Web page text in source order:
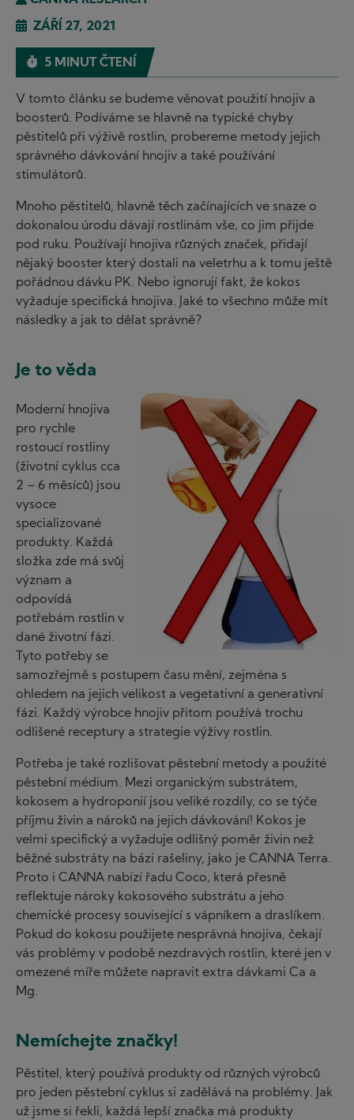
ZÁŘÍ 27, 2021
5 MINUT ČTENÍ
V tomto článku se budeme věnovat použití hnojiv a
boosterů. Podíváme se hlavně na typické chyby
pěstitelů při výživě rostlin, probereme metody jejich
správného dávkování hnojiv a také používání
stimulátorů.
Mnoho pěstitelů, hlavně těch začínajících ve snaze o
dokonalou úrodu dávají rostlinám vše, co jim přijde
pod ruku. Používají hnojiva různých značek, přidají
nějaký booster který dostali na veletrhu a k tomu ještě
pořádnou dávku PK. Nebo ignorují fakt, že kokos
vyžaduje specifická hnojiva. Jaké to všechno může mít
následky a jak to dělat správně?
Je to věda
Image
Moderní hnojiva
pro rychle
rostoucí rostliny
(životní cyklus cca
2 – 6 měsíců) jsou
vysoce
specializované
produkty. Každá
složka zde má svůj
význam a
odpovídá
potřebám rostlin v
dané životní fázi.
Tyto potřeby se
samozřejmě s postupem času mění, zejména s
ohledem na jejich velikost a vegetativní a generativní
fázi. Každý výrobce hnojiv přitom používá trochu
odlišené receptury a strategie výživy rostlin.
Potřeba je také rozlišovat pěstební metody a použité
pěstební médium. Mezi organickým substrátem,
kokosem a hydroponií jsou veliké rozdíly, co se týče
příjmu živin a nároků na jejich dávkování! Kokos je
velmi specifický a vyžaduje odlišný poměr živin než
běžné substráty na bázi rašeliny, jako je CANNA Terra.
Proto i CANNA nabízí řadu Coco, která přesně
reflektuje nároky kokosového substrátu a jeho
chemické procesy související s vápníkem a draslíkem.
Pokud do kokosu použijete nesprávná hnojiva, čekají
vás problémy v podobě nezdravých rostlin, které jen v
omezené míře můžete napravit extra dávkami Ca a
Mg.
Nemíchejte značky!
Pěstitel, který používá produkty od různých výrobců
pro jeden pěstební cyklus si zadělává na problémy. Jak
už jsme si řekli, každá lepší značka má produkty